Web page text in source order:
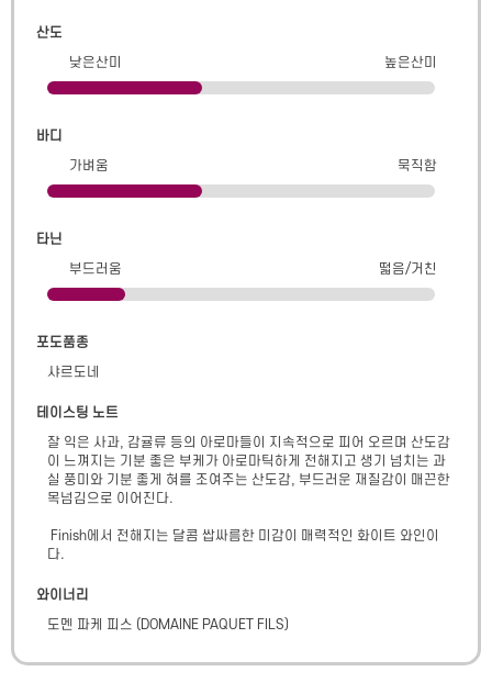
산도
낮은산미
높은산미
바디
가벼움
묵직함
타닌
부드러움
떫음/거친
포도품종
샤르도네
테이스팅 노트
잘 익은 사과, 감귤류 등의 아로마들이 지속적으로 피어 오르며 산도감
이 느껴지는 기분 좋은 부케가 아로마틱하게 전해지고 생기 넘치는 과
실 풍미와 기분 좋게 혀를 조여주는 산도감, 부드러운 재질감이 매끈한
목넘김으로 이어진다.
다.
와이너리
도멘 파케 피스 ( DOMAINE PAQUET FILS)